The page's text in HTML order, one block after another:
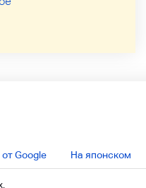
Google На японском